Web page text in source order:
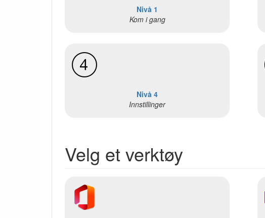
Nivå 1
Kom i gang
Nivå 4
Innstillinger
Velg et verktøy